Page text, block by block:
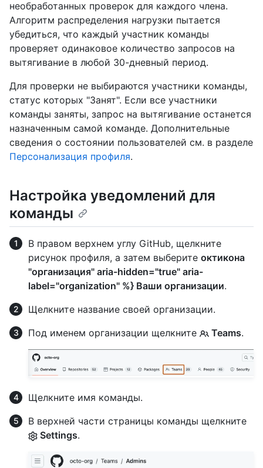
необработанных проверок для каждого члена.
Алгоритм распределения нагрузки пытается
убедиться, что каждый участник команды
проверяет одинаковое количество запросов на
вытягивание в любой 30-дневный период.
Для проверки не выбираются участники команды,
статус которых "Занят". Если все участники
команды заняты, запрос на вытягивание останется
назначенным самой команде. Дополнительные
сведения о состоянии пользователей см. в разделе
Персонализация профиля.
Настройка уведомлений для
команды
В правом верхнем углу GitHub, щелкните
рисунок профиля, а затем выберите октикона
"организация" aria-hidden="true" aria-
label="organization" %} Ваши организации.
Щелкните название своей организации.
Под именем организации щелкните
Teams.
Щелкните имя команды.
В верхней части страницы команды щелкните
Settings.